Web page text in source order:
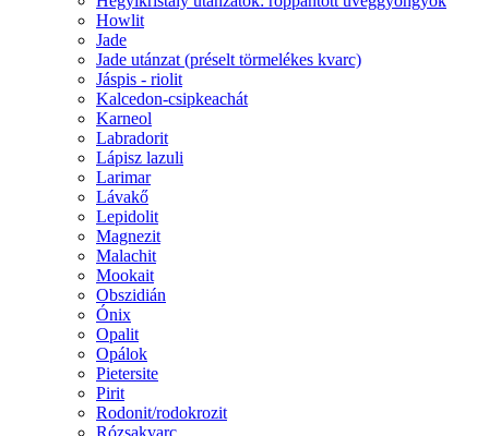
Howlit
Jade
Jade utánzat (préselt törmelékes kvarc)
Jáspis - riolit
Kalcedon-csipkeachát
Karneol
Labradorit
Lápisz lazuli
Larimar
Lávakő
Lepidolit
Magnezit
Malachit
Mookait
Obszidián
Ónix
Opalit
Opálok
Pietersite
Pirit
Rodonit/rodokrozit